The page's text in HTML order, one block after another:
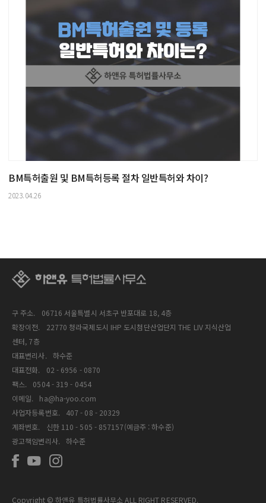
BM특허출원 및 BM특허등록 절차 일반특허와 차이?
2023.04.26
구 주소.
06716 서울특별시 서초구 반포대로 18, 4층
확장이전.
22770 청라국제도시 IHP 도시첨단산업단지 THE LIV 지식산업
센터, 7층
대표변리사.
하수준
대표전화.
02 - 6956 - 0870
팩스.
0504 - 319 - 0454
이메일.
ha@ha-yoo.com
사업자등록번호.
407 - 08 - 20329
계좌번호.
신한 110 - 505 - 857157(예금주 : 하수준)
광고책임변리사.
하수준
Copyright © 하앤유 특허법률사무소 ALL RIGHT RESERVED.